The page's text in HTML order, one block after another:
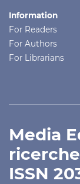
Information
For Readers
For Authors
For Librarians
Media
ISSN